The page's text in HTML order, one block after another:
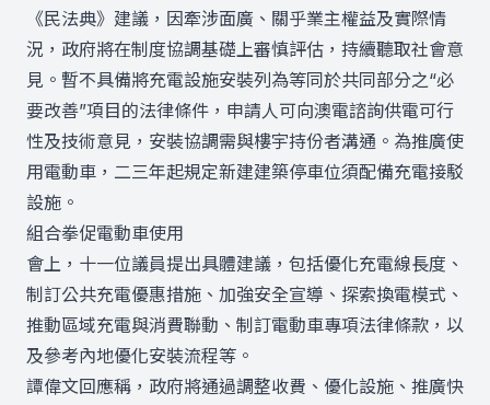
《民法典》建議，因牽涉面廣、關乎業主權益及實際情
況，政府將在制度協調基礎上審慎評估，持續聽取社會意
見。暫不具備將充電設施安裝列為等同於共同部分之“必
要改善”項目的法律條件，申請人可向澳電諮詢供電可行
性及技術意見，安裝協調需與樓宇持份者溝通。為推廣使
用電動車，二三年起規定新建建築停車位須配備充電接駁
設施。
組合拳促電動車使用
會上，十一位議員提出具體建議，包括優化充電線長度、
制訂公共充電優惠措施、加強安全宣導、探索換電模式、
推動區域充電與消費聯動、制訂電動車專項法律條款，以
及參考內地優化安裝流程等。
譚偉文回應稱，政府將通過調整收費、優化設施、推廣快